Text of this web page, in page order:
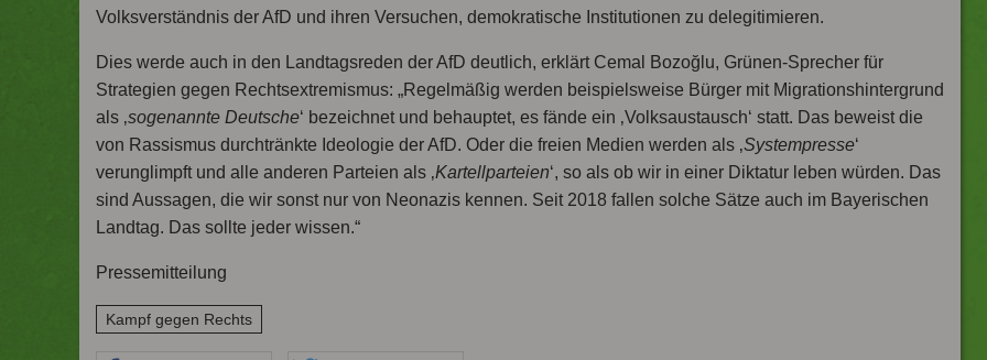
Volksverständnis der AfD und ihren Versuchen, demokratische Institutionen zu delegitimieren.
Dies werde auch in den Landtagsreden der AfD deutlich, erklärt Cemal Bozoğlu, Grünen-Sprecher für
Strategien gegen Rechtsextremismus: „Regelmäßig werden beispielsweise Bürger mit Migrationshintergrund
als ‚sogenannte Deutsche‘ bezeichnet und behauptet, es fände ein ‚Volksaustausch‘ statt. Das beweist die
von Rassismus durchtränkte Ideologie der AfD. Oder die freien Medien werden als ‚Systempresse‘
verunglimpft und alle anderen Parteien als ‚Kartellparteien‘, so als ob wir in einer Diktatur leben würden. Das
sind Aussagen, die wir sonst nur von Neonazis kennen. Seit 2018 fallen solche Sätze auch im Bayerischen
Landtag. Das sollte jeder wissen.“
Pressemitteilung
Kampf gegen Rechts